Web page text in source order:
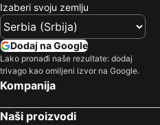
Izaberi svoju zemlju
Dodaj na Google
Lako pronađi naše rezultate: dodaj
trivago kao omiljeni izvor na Google.
Kompanija
Naši proizvodi